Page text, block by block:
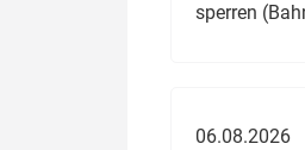
sperren
06.08.2026